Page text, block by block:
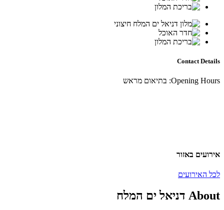
Contact Details
Opening Hours: בתיאום מראש
אירועים באזור
לכל האירועים
About דניאל ים המלח